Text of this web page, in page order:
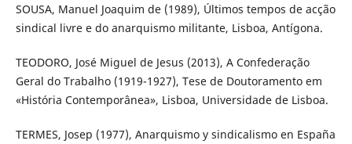
SOUSA, Manuel Joaquim de (1989), Últimos tempos de acção
sindical livre e do anarquismo militante, Lisboa, Antígona.
TEODORO, José Miguel de Jesus (2013), A Confederação
Geral do Trabalho (1919-1927), Tese de Doutoramento em
«História Contemporânea», Lisboa, Universidade de Lisboa.
TERMES, Josep (1977), Anarquismo y sindicalismo en España